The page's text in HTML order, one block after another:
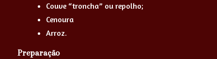
Couve “troncha” ou repolho;
Cenoura
Arroz.
Preparação